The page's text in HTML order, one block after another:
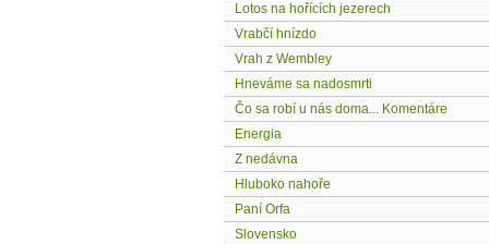
Lotos na hořících jezerech
Vrabčí hnízdo
Vrah z Wembley
Hneváme sa nadosmrti
Čo sa robí u nás doma... Komentáre
Energia
Z nedávna
Hluboko nahoře
Paní Orfa
Slovensko